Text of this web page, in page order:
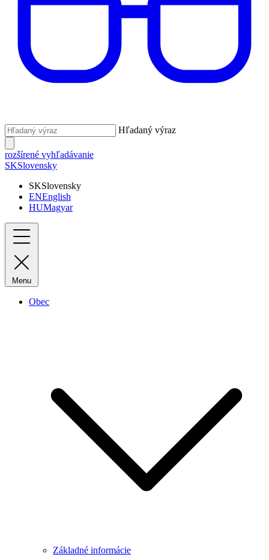
Hľadaný výraz
rozšírené vyhľadávanie
SKSlovensky
SKSlovensky
ENEnglish
HUMagyar
Menu
Obec
Základné informácie